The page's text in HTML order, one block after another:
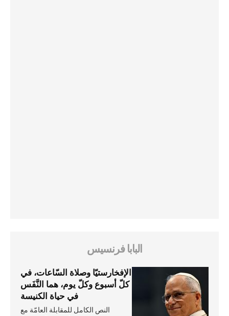
البابا فرنسيس
الإفخارستيّا وصلاة السّاعات، في
كلّ أسبوع وكلّ يوم، هما النَّفَس
في حياة الكنيسة
النص الكامل للمقابلة العامّة مع